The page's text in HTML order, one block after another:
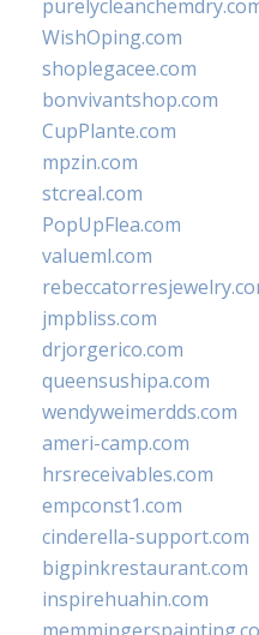
WishOping.com
shoplegacee.com
bonvivantshop.com
CupPlante.com
mpzin.com
stcreal.com
PopUpFlea.com
valueml.com
jmpbliss.com
drjorgerico.com
queensushipa.com
wendyweimerdds.com
ameri-camp.com
hrsreceivables.com
empconst1.com
cinderella-support.com
bigpinkrestaurant.com
inspirehuahin.com